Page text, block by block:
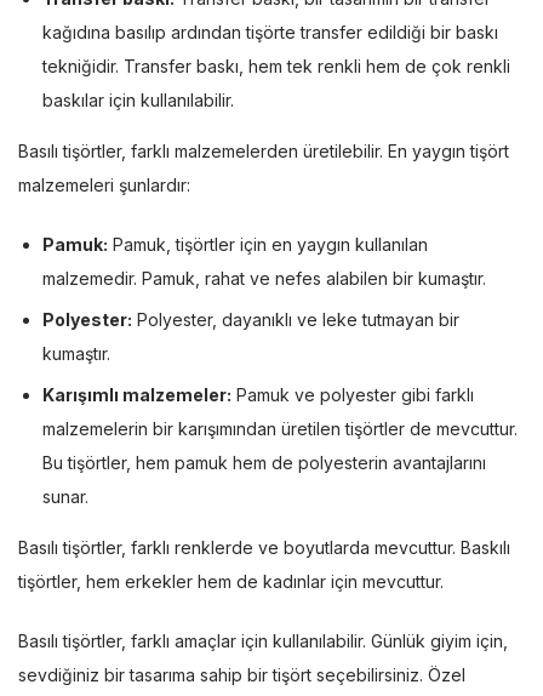
kağıdına basılıp ardından tişörte transfer edildiği bir baskı
tekniğidir. Transfer baskı, hem tek renkli hem de çok renkli
baskılar için kullanılabilir.
Basılı tişörtler, farklı malzemelerden üretilebilir. En yaygın tişört
malzemeleri şunlardır:
Pamuk: Pamuk, tişörtler için en yaygın kullanılan
malzemedir. Pamuk, rahat ve nefes alabilen bir kumaştır.
Polyester: Polyester, dayanıklı ve leke tutmayan bir
kumaştır.
Karışımlı malzemeler: Pamuk ve polyester gibi farklı
malzemelerin bir karışımından üretilen tişörtler de mevcuttur.
Bu tişörtler, hem pamuk hem de polyesterin avantajlarını
sunar.
Basılı tişörtler, farklı renklerde ve boyutlarda mevcuttur. Baskılı
tişörtler, hem erkekler hem de kadınlar için mevcuttur.
Basılı tişörtler, farklı amaçlar için kullanılabilir. Günlük giyim için,
sevdiğiniz bir tasarıma sahip bir tişört seçebilirsiniz. Özel